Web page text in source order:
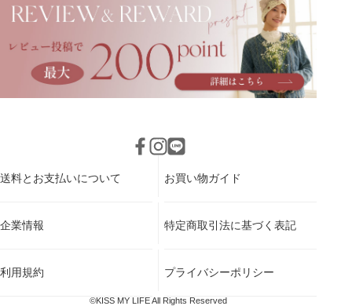
©KISS MY LIFE All Rights Reserved
送料とお支払いについて お買い物ガイド
企業情報 特定商取引法に基づく表記
利用規約 プライバシーポリシー